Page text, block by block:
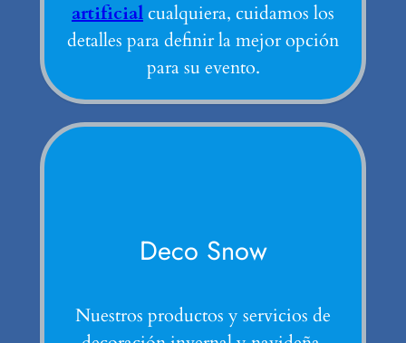
artificialcualquiera, cuidamos los
detalles para definir la mejor opción
para su evento.
Deco Snow
Nuestros productos y servicios de